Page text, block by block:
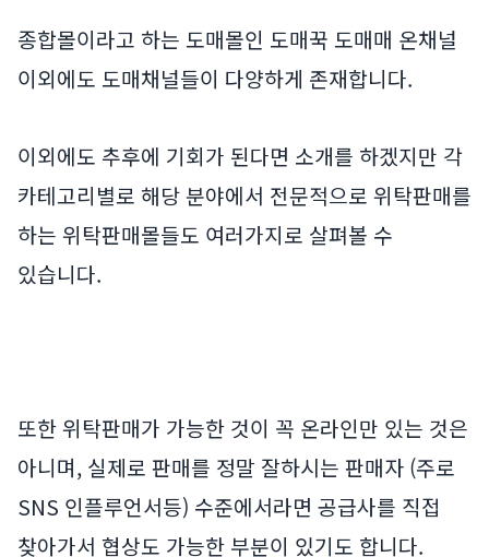
종합몰이라고 하는 도매몰인 도매꾹 도매매 온채널
이외에도 도매채널들이 다양하게 존재합니다.
이외에도 추후에 기회가 된다면 소개를 하겠지만 각
카테고리별로 해당 분야에서 전문적으로 위탁판매를
하는 위탁판매몰들도 여러가지로 살펴볼 수
있습니다.
또한 위탁판매가 가능한 것이 꼭 온라인만 있는 것은
아니며, 실제로 판매를 정말 잘하시는 판매자 (주로
SNS 인플루언서등) 수준에서라면 공급사를 직접
찾아가서 협상도 가능한 부분이 있기도 합니다.